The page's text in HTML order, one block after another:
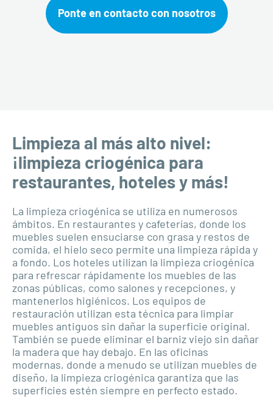
Ponte en contacto con nosotros
Limpieza al más alto nivel:
¡limpieza criogénica para
restaurantes, hoteles y más!
La limpieza criogénica se utiliza en numerosos
ámbitos. En restaurantes y cafeterías, donde los
muebles suelen ensuciarse con grasa y restos de
comida, el hielo seco permite una limpieza rápida y
a fondo. Los hoteles utilizan la limpieza criogénica
para refrescar rápidamente los muebles de las
zonas públicas, como salones y recepciones, y
mantenerlos higiénicos. Los equipos de
restauración utilizan esta técnica para limpiar
muebles antiguos sin dañar la superficie original.
También se puede eliminar el barniz viejo sin dañar
la madera que hay debajo. En las oficinas
modernas, donde a menudo se utilizan muebles de
diseño, la limpieza criogénica garantiza que las
superficies estén siempre en perfecto estado.